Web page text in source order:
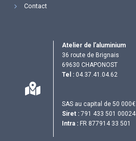
Contact
Atelier de l’aluminium
36 route de Brignais
69630 CHAPONOST
Tel : 04.37.41.04.62
SAS au capital de 50 000€
Siret : 791 433 501 00024
Intra : FR 877914 33 501